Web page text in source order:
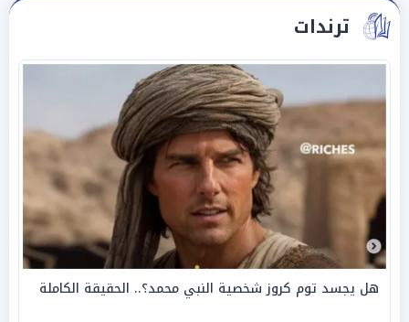
ترندات
هل يجسد توم كروز شخصية النبي محمد؟.. الحقيقة الكاملة